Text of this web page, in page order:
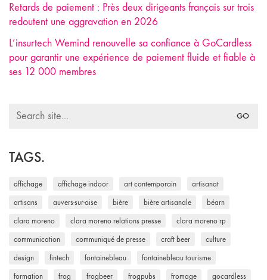
Retards de paiement : Près deux dirigeants français sur trois
redoutent une aggravation en 2026
L’insurtech Wemind renouvelle sa confiance à GoCardless
pour garantir une expérience de paiement fluide et fiable à
ses 12 000 membres
Search
TAGS.
affichage affichage indoor art contemporain artisanat
artisans auvers-sur-oise bière bière artisanale béarn
clara moreno clara moreno relations presse clara moreno rp
communication communiqué de presse craft beer culture
design fintech fontainebleau fontainebleau tourisme
formation frog frogbeer frogpubs fromage gocardless